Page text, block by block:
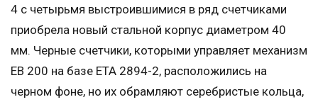
4 с четырьмя выстроившимися в ряд счетчиками
приобрела новый стальной корпус диаметром 40
мм. Черные счетчики, которыми управляет механизм
EB 200 на базе ETA 2894-2, расположились на
черном фоне, но их обрамляют серебристые кольца,